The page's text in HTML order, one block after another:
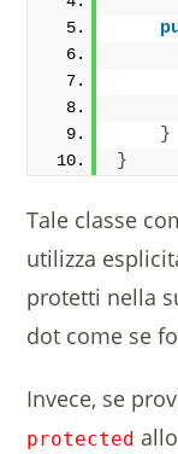
}
}
Tale classe
utilizza
protetti nella
dot come se
Invece, se
protected